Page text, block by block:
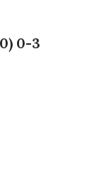
0-3